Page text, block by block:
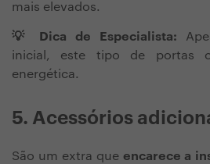
mais elevados.
💡 Dica de Especialista:
inicial, este tipo de portas
energética.
5. Acessórios
São um extra que encarece a